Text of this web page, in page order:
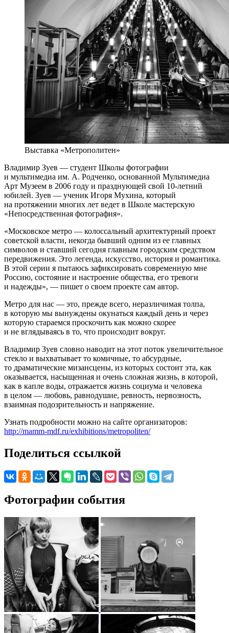
Выставка «Метрополитен»
Владимир Зуев — студент Школы фотографии
и мультимедиа им. А. Родченко, основанной Мультимедиа
Арт Музеем в 2006 году и празднующей свой 10-летний
юбилей. Зуев — ученик Игоря Мухина, который
на протяжении многих лет ведет в Школе мастерскую
«Непосредственная фотография».
«Московское метро — колоссальный архитектурный проект
советской власти, некогда бывший одним из ее главных
символов и ставший сегодня главным городским средством
передвижения. Это легенда, искусство, история и романтика.
В этой серии я пытаюсь зафиксировать современную мне
Россию, состояние и настроение общества, его тревоги
и надежды», — пишет о своем проекте сам автор.
Метро для нас — это, прежде всего, неразличимая толпа,
в которую мы вынуждены окунаться каждый день и через
которую стараемся проскочить как можно скорее
и не вглядываясь в то, что происходит вокруг.
Владимир Зуев словно наводит на этот поток увеличительное
стекло и выхватывает то комичные, то абсурдные,
то драматические мизансцены, из которых состоит эта, как
оказывается, насыщенная и очень сложная жизнь, в которой,
как в капле воды, отражается жизнь социума и человека
в целом — любовь, равнодушие, ревность, нервозность,
взаимная подозрительность и напряжение.
Узнать подробности можно на сайте организаторов:
http://mamm-mdf.ru/exhibitions/metropoliten/
Поделиться ссылкой
Фотографии события